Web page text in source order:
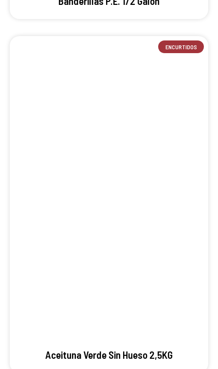
ENCURTIDOS
Aceituna Verde Sin Hueso 2,5KG